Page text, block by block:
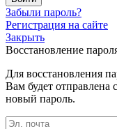
Забыли пароль?
Регистрация на сайте
Закрыть
Восстановление
Для восстановления
Вам будет отправлена
новый пароль.